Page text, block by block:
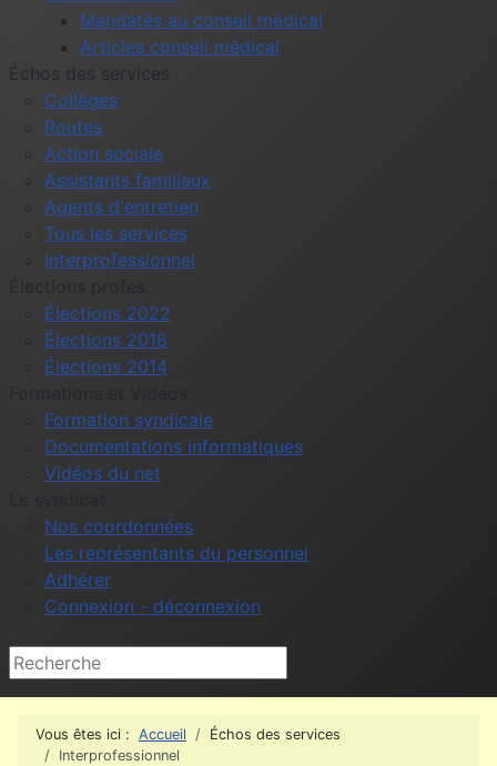
Mandatés au conseil médical
Articles conseil médical
Échos des services
Collèges
Routes
Action sociale
Assistants familiaux
Agents d'entretien
Tous les services
Interprofessionnel
Élections profes.
Élections 2022
Élections 2018
Élections 2014
Formation syndicale
Documentations informatiques
Vidéos du net
Nos coordonnées
Les représentants du personnel
Adhérer
Connexion - déconnexion
Rechercher
Vous êtes ici : Accueil
Échos des services
Interprofessionnel